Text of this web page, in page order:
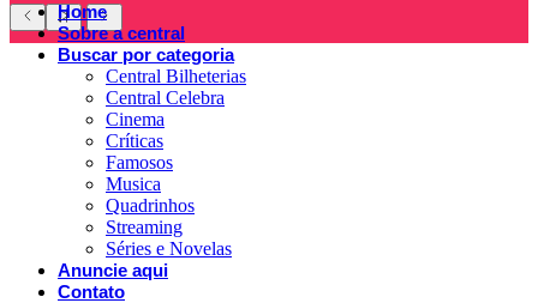
Home
Sobre a central
Buscar por categoria
Central Bilheterias
Central Celebra
Cinema
Críticas
Famosos
Musica
Quadrinhos
Streaming
Séries e Novelas
Anuncie aqui
Contato